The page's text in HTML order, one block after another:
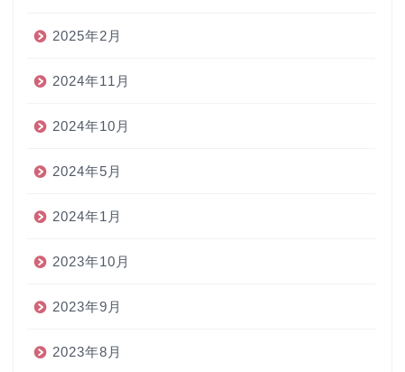
2025年2月
2024年11月
2024年10月
2024年5月
2024年1月
2023年10月
2023年9月
2023年8月